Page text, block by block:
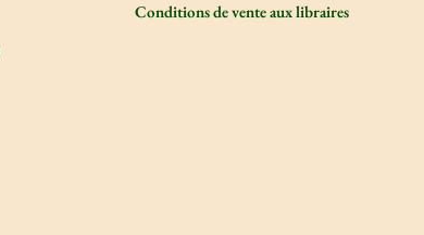
Conditions de vente aux libraires